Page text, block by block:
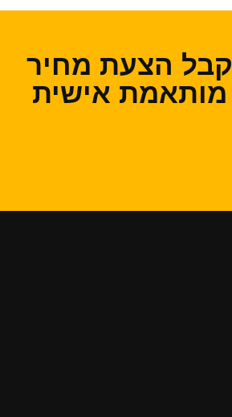
קבל הצעת מחיר
מותאמת אישית